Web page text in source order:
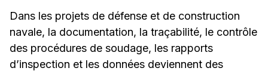
Dans les projets de défense et de construction
navale, la documentation, la traçabilité, le contrôle
des procédures de soudage, les rapports
d’inspection et les données deviennent des